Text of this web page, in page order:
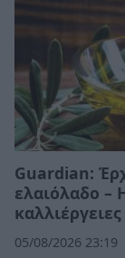
Guardian:
ελαιόλαδο –
05/08/2026 23:19